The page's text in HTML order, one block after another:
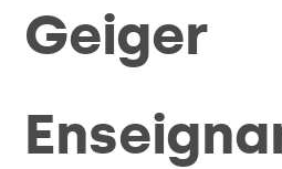
Geiger